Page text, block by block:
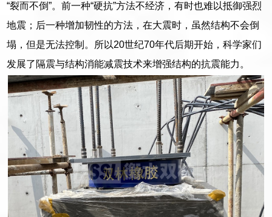
“裂而不倒”。前一种“硬抗”方法不经济，有时也难以抵御强烈
地震；后一种增加韧性的方法，在大震时，虽然结构不会倒
塌，但是无法控制。所以20世纪70年代后期开始，科学家们
发展了隔震与结构消能减震技术来增强结构的抗震能力。